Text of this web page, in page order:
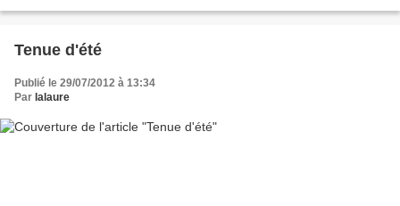
Tenue d'été
Publié le 29/07/2012 à 13:34
Par lalaure